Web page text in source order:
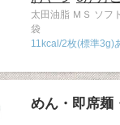
太田油脂 ＭＳ ソフ
袋
11kcal/2枚(標準3g)
めん・即席麺